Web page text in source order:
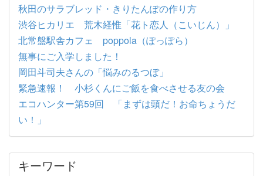
秋田のサラブレッド・きりたんぽの作り方
渋谷ヒカリエ 荒木経惟「花ト恋人（こいじん）」
北常盤駅舎カフェ poppola（ぽっぽら）
無事にご入学しました！
岡田斗司夫さんの「悩みのるつぼ」
緊急速報！ 小杉くんにご飯を食べさせる友の会
エコハンター第59回 「まずは頭だ！お命ちょうだ
い！」
キーワード